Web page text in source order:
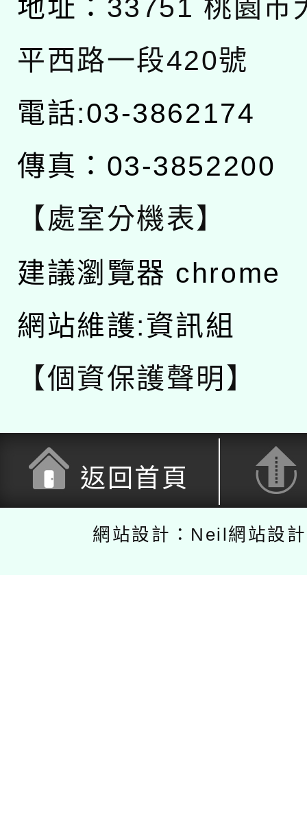
地址： 33751 桃園市
平西路一段420號
電話:03-3862174
傳真：03-3852200
【處室分機表】
建議瀏覽器 chrome
網站維護:資訊組
【個資保護聲明】
返回首頁
網站設計：Neil網站設